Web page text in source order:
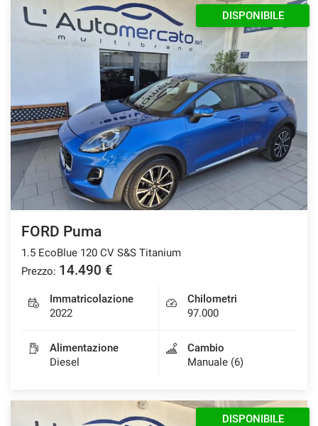
DISPONIBILE
FORD Puma
1.5 EcoBlue 120 CV S&S Titanium
Prezzo: 14.490 €
Immatricolazione
2022
Chilometri
97.000
Alimentazione
Diesel
Cambio
Manuale (6)
DISPONIBILE